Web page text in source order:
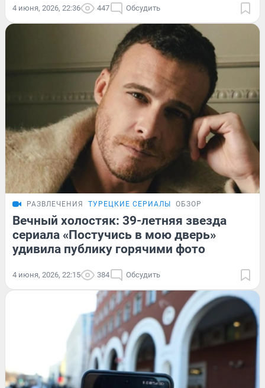
4 июня, 2026, 22:36 447 Обсудить
РАЗВЛЕЧЕНИЯ ТУРЕЦКИЕ СЕРИАЛЫ ОБЗОР
Вечный холостяк: 39-летняя звезда
сериала «Постучись в мою дверь»
удивила публику горячими фото
4 июня, 2026, 22:15 384 Обсудить